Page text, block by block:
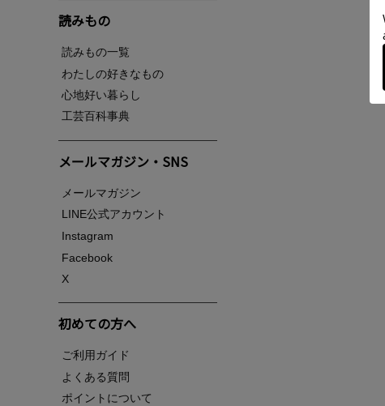
読みもの
読みもの一覧
わたしの好きなもの
心地好い暮らし
工芸百科事典
メールマガジン・SNS
メールマガジン
LINE公式アカウント
Instagram
Facebook
X
初めての方へ
ご利用ガイド
よくある質問
ポイントについて